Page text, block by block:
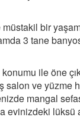
bir
3 tane
ile öne
salon ve
mangal
evinizdeki